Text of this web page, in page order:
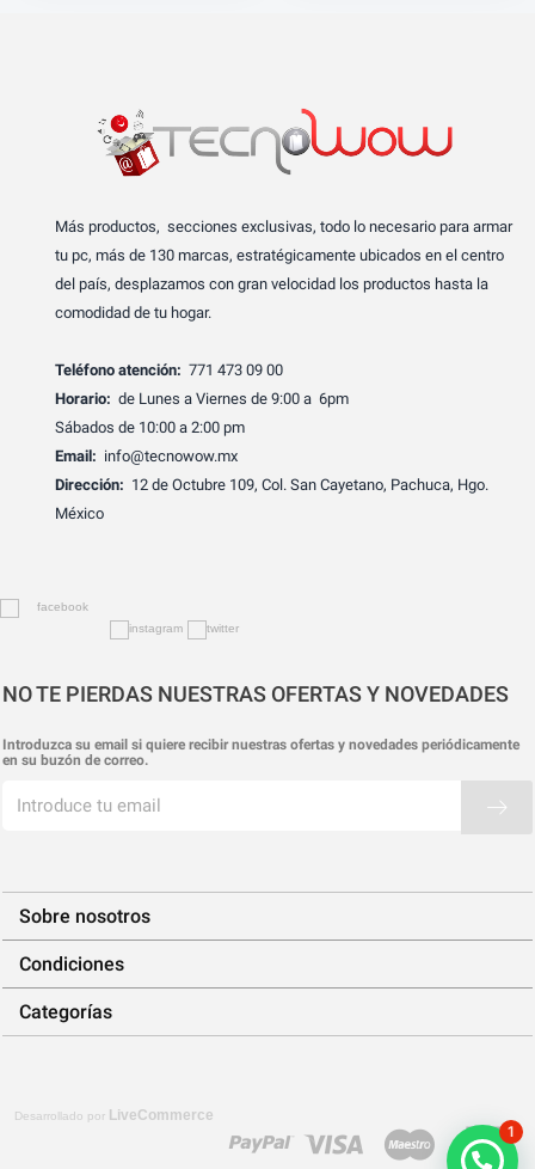
Más productos, secciones exclusivas, todo lo necesario para armar
tu pc, más de 130 marcas, estratégicamente ubicados en el centro
del país, desplazamos con gran velocidad los productos hasta la
comodidad de tu hogar.
Teléfono atención: 771 473 09 00
Horario: de Lunes a Viernes de 9:00 a 6pm
Sábados de 10:00 a 2:00 pm
Email: info@tecnowow.mx
Dirección: 12 de Octubre 109, Col. San Cayetano, Pachuca, Hgo.
México
NO TE PIERDAS NUESTRAS OFERTAS Y NOVEDADES
Introduzca su email si quiere recibir nuestras ofertas y novedades periódicamente
en su buzón de correo.
Sobre nosotros
Condiciones
Categorías
Desarrollado por LiveCommerce
1